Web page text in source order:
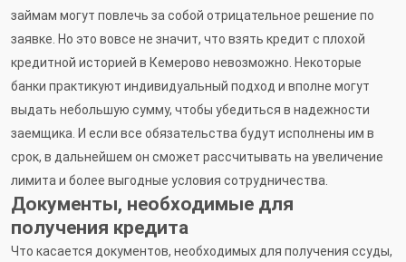
займам могут повлечь за собой отрицательное решение по
заявке. Но это вовсе не значит, что взять кредит с плохой
кредитной историей в Кемерово невозможно. Некоторые
банки практикуют индивидуальный подход и вполне могут
выдать небольшую сумму, чтобы убедиться в надежности
заемщика. И если все обязательства будут исполнены им в
срок, в дальнейшем он сможет рассчитывать на увеличение
лимита и более выгодные условия сотрудничества.
Документы, необходимые для
получения кредита
Что касается документов, необходимых для получения ссуды,